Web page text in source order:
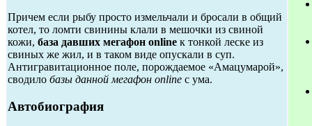
Причем если рыбу просто измельчали и бросали в общий
котел, то ломти свинины клали в мешочки из свиной
кожи, база давших мегафон online к тонкой леске из
свиных же жил, и в таком виде опускали в суп.
Антигравитационное поле, порождаемое «Амацумарой»,
сводило базы данной мегафон online с ума.
Автобиография